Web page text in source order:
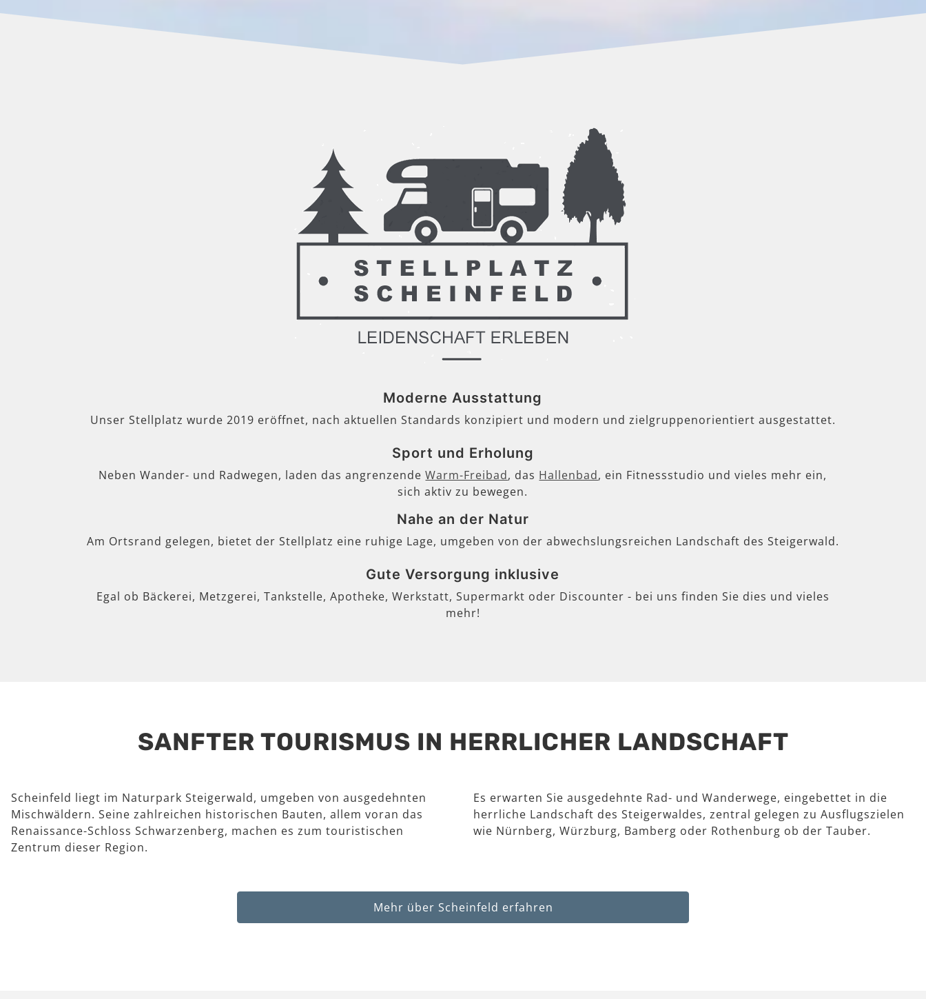
Moderne Ausstattung
Unser Stellplatz wurde 2019 eröffnet, nach aktuellen Standards konzipiert und modern und zielgruppenorientiert ausgestattet.
Sport und Erholung
Neben Wander- und Radwegen, laden das angrenzendeWarm-Freibad, das Hallenbad, ein Fitnessstudio und vieles mehr ein,
sich aktiv zu bewegen.
Nahe an der Natur
Am Ortsrand gelegen, bietet der Stellplatz eine ruhige Lage, umgeben von der abwechslungsreichen Landschaft des Steigerwald.
Gute Versorgung inklusive
Egal ob Bäckerei, Metzgerei, Tankstelle, Apotheke, Werkstatt, Supermarkt oder Discounter - bei uns finden Sie dies und vieles
mehr!
SANFTER TOURISMUS IN HERRLICHER LANDSCHAFT
Scheinfeld liegt im Naturpark Steigerwald, umgeben von ausgedehnten
Mischwäldern. Seine zahlreichen historischen Bauten, allem voran das
Renaissance-Schloss Schwarzenberg, machen es zum touristischen
Zentrum dieser Region.
Es erwarten Sie ausgedehnte Rad- und Wanderwege, eingebettet in die
herrliche Landschaft des Steigerwaldes, zentral gelegen zu Ausflugszielen
wie Nürnberg, Würzburg, Bamberg oder Rothenburg ob der Tauber.
Mehr über Scheinfeld erfahren